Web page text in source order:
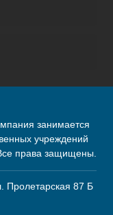
занимается
учреждений
права защищены.
Пролетарская 87 Б